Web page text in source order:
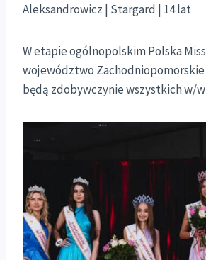
Aleksandrowicz | Stargard | 14 lat
W etapie ogólnopolskim Polska
województwo
będą zdobywczynie wszystkich w/